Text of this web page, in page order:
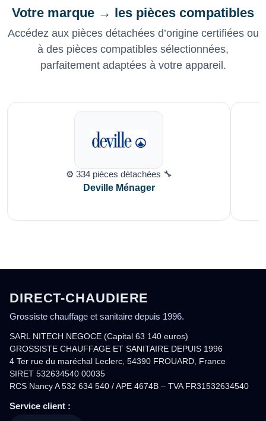
Votre marque → les pièces compatibles
Accédez aux pièces détachées d’origine certifiées ou
à des pièces compatibles sélectionnées,
parfaitement adaptées à votre appareil.
⚙️ 334 pièces détachées 🔧
Deville Ménager
DIRECT-CHAUDIERE
Grossiste chauffage et sanitaire depuis 1996.
SARL NITECH NEGOCE (Capital 63 140 euros)
GROSSISTE CHAUFFAGE ET SANITAIRE DEPUIS 1996
4 Ter rue du maréchal Leclerc, 54390 FROUARD, France
SIRET 532634540 00035
RCS Nancy A 532 634 540 / APE 4674B – TVA FR31532634540
Service client :